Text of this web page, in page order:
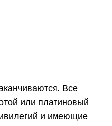
Все
или платиновый
и имеющие